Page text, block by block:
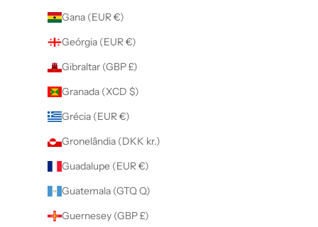
Gana (EUR €)
Geórgia (EUR €)
Gibraltar (GBP £)
Granada (XCD $)
Grécia (EUR €)
Gronelândia (DKK kr.)
Guadalupe (EUR €)
Guatemala (GTQ Q)
Guernesey (GBP £)